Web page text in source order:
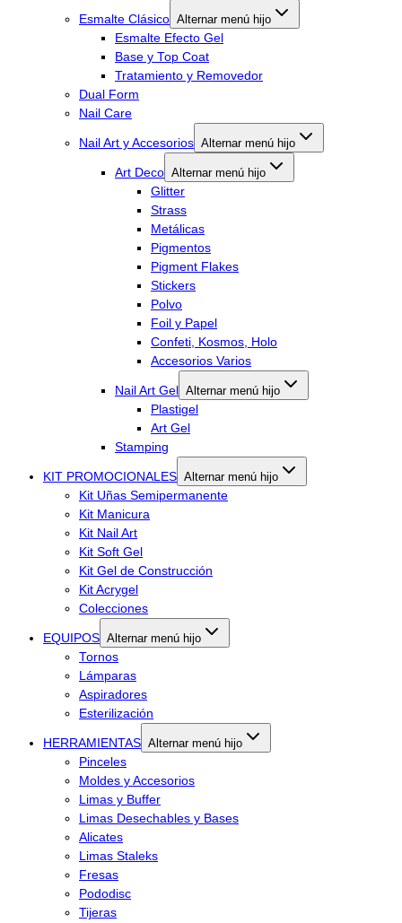
Esmalte Clásico Alternar menú hijo
Esmalte Efecto Gel
Base y Top Coat
Tratamiento y Removedor
Dual Form
Nail Care
Nail Art y Accesorios Alternar menú hijo
Art Deco Alternar menú hijo
Glitter
Strass
Metálicas
Pigmentos
Pigment Flakes
Stickers
Polvo
Foil y Papel
Confeti, Kosmos, Holo
Accesorios Varios
Nail Art Gel Alternar menú hijo
Plastigel
Art Gel
Stamping
KIT PROMOCIONALES Alternar menú hijo
Kit Uñas Semipermanente
Kit Manicura
Kit Nail Art
Kit Soft Gel
Kit Gel de Construcción
Kit Acrygel
Colecciones
EQUIPOS Alternar menú hijo
Tornos
Lámparas
Aspiradores
Esterilización
HERRAMIENTAS Alternar menú hijo
Pinceles
Moldes y Accesorios
Limas y Buffer
Limas Desechables y Bases
Alicates
Limas Staleks
Fresas
Pododisc
Tijeras